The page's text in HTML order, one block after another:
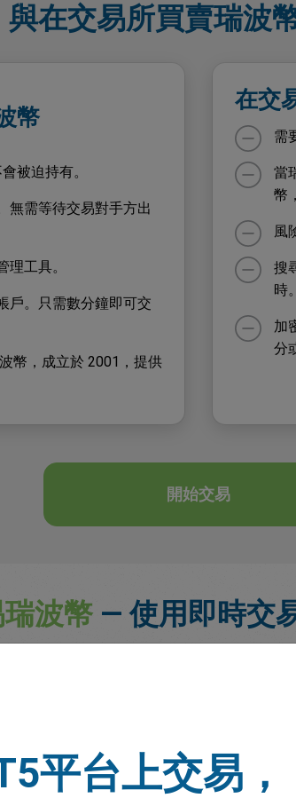
與在交易所買賣瑞波
幣
被迫持有。
無需等待交易對手方出
工具。
戶。只需數分鐘即可交
幣，成立於 2001，提供
在交
需
當
幣
風
搜
時。
加
分
開始交易
波幣— 使用即時交
，您可使用額外付費的風險管理工具，確保
寬的點差提供全面風險控制。
平台上交易，